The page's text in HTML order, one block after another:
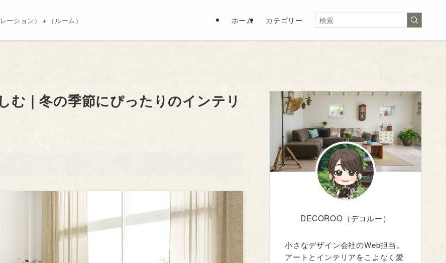
ーション）＋（ルーム） ホーム カテゴリー
む｜冬の季節にぴったりのインテリ
DECOROO（デコルー）
小さなデザイン会社のWeb担当。
アートとインテリアをこよなく愛